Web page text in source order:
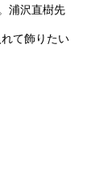
浦沢直樹先
て飾りたい